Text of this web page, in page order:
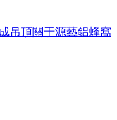
吊頂關于源藝鋁蜂窩